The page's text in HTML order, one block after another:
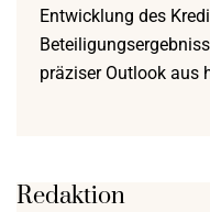
Entwicklung des
präziser Outlook aus
Redaktion